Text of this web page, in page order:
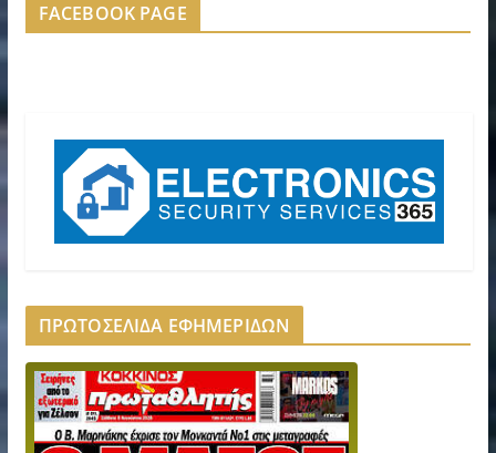
FACEBOOK PAGE
ΠΡΩΤΟΣΕΛΙΔΑ ΕΦΗΜΕΡΙΔΩΝ